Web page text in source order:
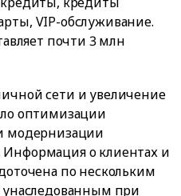
VIP-обслуживание.
почти 3 млн
сети и увеличение
оптимизации
модернизации
о клиентах и
по нескольким
при